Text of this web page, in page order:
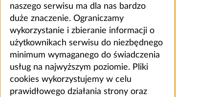
naszego serwisu ma dla nas bardzo
duże znaczenie. Ograniczamy
wykorzystanie i zbieranie informacji o
użytkownikach serwisu do niezbędnego
minimum wymaganego do świadczenia
usług na najwyższym poziomie. Pliki
cookies wykorzystujemy w celu
prawidłowego działania strony oraz